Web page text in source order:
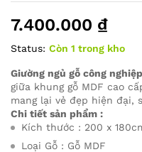
7.400.000 ₫
Status: Còn 1 trong kho
Giường ngủ gỗ công
giữa khung gỗ MDF cao
mang lại vẻ đẹp hiện đại,
Chi tiết sản phẩm :
Kích thước : 200 x
Loại Gỗ : Gỗ MDF